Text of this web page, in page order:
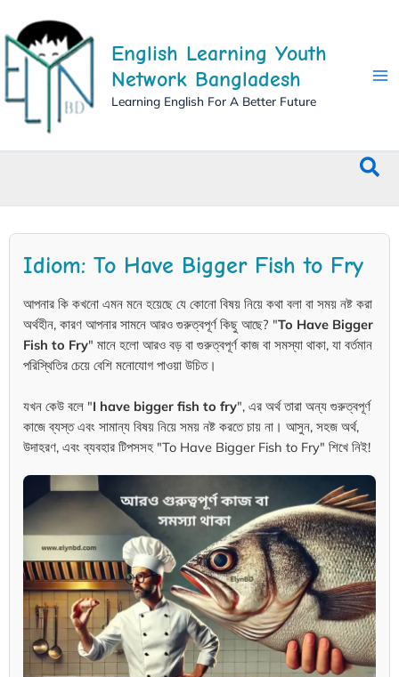
to
content
English Learning Youth
Network Bangladesh
Learning English For A Better Future
Idiom: To Have Bigger Fish to Fry
আপনার কি কখনো এমন মনে হয়েছে যে কোনো বিষয় নিয়ে কথা বলা বা সময় নষ্ট করা
অর্থহীন, কারণ আপনার সামনে আরও গুরুত্বপূর্ণ কিছু আছে? "To Have Bigger
Fish to Fry" মানে হলো আরও বড় বা গুরুত্বপূর্ণ কাজ বা সমস্যা থাকা, যা বর্তমান
পরিস্থিতির চেয়ে বেশি মনোযোগ পাওয়া উচিত।
যখন কেউ বলে "I have bigger fish to fry", এর অর্থ তারা অন্য গুরুত্বপূর্ণ
কাজে ব্যস্ত এবং সামান্য বিষয় নিয়ে সময় নষ্ট করতে চায় না। আসুন, সহজ অর্থ,
উদাহরণ, এবং ব্যবহার টিপসসহ "To Have Bigger Fish to Fry" শিখে নিই!